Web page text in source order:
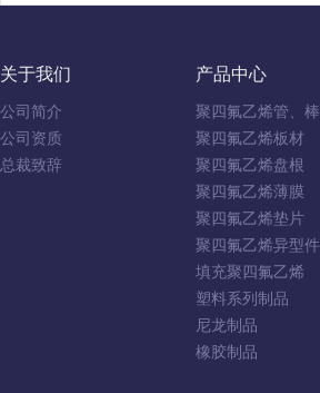
关于我们
公司简介
公司资质
总裁致辞
产品中心
聚四氟乙烯管、棒
聚四氟乙烯板材
聚四氟乙烯盘根
聚四氟乙烯薄膜
聚四氟乙烯垫片
聚四氟乙烯异型件
填充聚四氟乙烯
塑料系列制品
尼龙制品
橡胶制品